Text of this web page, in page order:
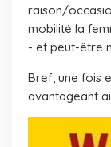
raison/
mobilité la
- et peut-être
Bref, une fois
avantageant